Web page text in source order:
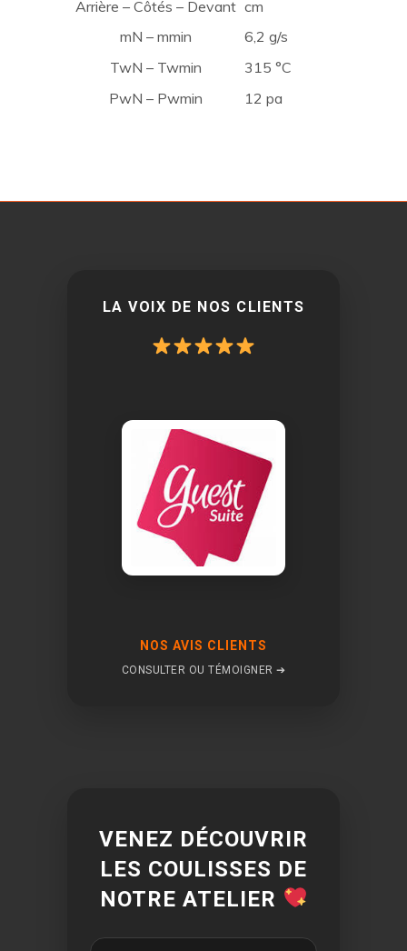
Arrière – Côtés – Devant cm
mN – mmin
6,2 g/s
TwN – Twmin
315 °C
PwN – Pwmin
12 pa
LA VOIX DE NOS CLIENTS
NOS AVIS CLIENTS
CONSULTER OU TÉMOIGNER ➔
VENEZ DÉCOUVRIR
LES COULISSES DE
NOTRE ATELIER